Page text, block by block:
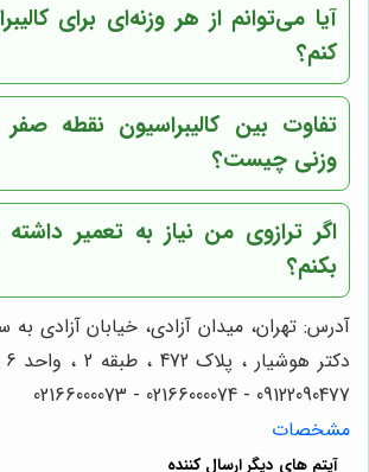
آیا می‌توانم از هر وزنه‌ای برای
کنم؟
تفاوت بین کالیبراسیون نقطه صفر
وزنی چیست؟
اگر ترازوی من نیاز به تعمیر
بکنم؟
آدرس: تهران، میدان آزادی، خیابان آزادی به
09122090477 - 02166000074 - 02166000073
مشخصات